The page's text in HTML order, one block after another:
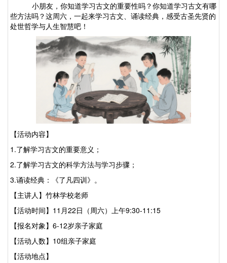
小朋友，你知道学习古文的重要性吗？你知道学习古文有哪
些方法吗？这周六，一起来学习古文、诵读经典，感受古圣先贤的
处世哲学与人生智慧吧！
【活动内容】
1.了解学习古文的重要意义；
2.了解学习古文的科学方法与学习步骤；
3.诵读经典 ： 《了凡四训》 。
【主讲人】 竹林学校老师
【活动时间】11月22日（周六）上午9:30-11:15
【报名对象】6-12岁亲子家庭
【活动人数】10组亲子家庭
【活动地点】